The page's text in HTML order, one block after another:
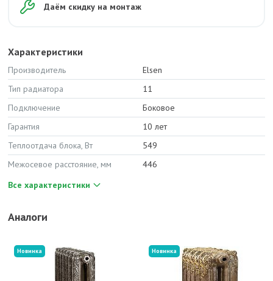
Даём скидку на монтаж
Характеристики
Производитель
Elsen
Тип радиатора
11
Подключение
Боковое
Гарантия
10 лет
Теплоотдача блока, Вт
549
Межосевое расстояние, мм
446
Все характеристики
Аналоги
Новинка Новинка